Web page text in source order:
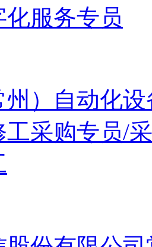
化服务专员
州）自动化
工采购专员/